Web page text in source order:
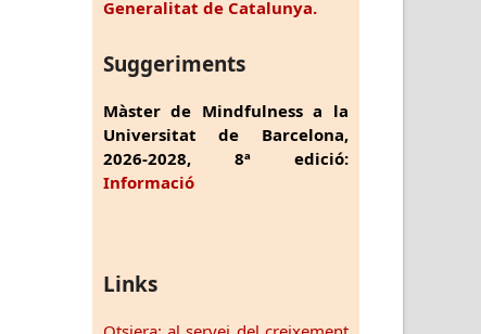
Generalitat de Catalunya.
Suggeriments
Màster de Mindfulness a la
Universitat de Barcelona,
2026-2028, 8ª edició:
Informació
Links